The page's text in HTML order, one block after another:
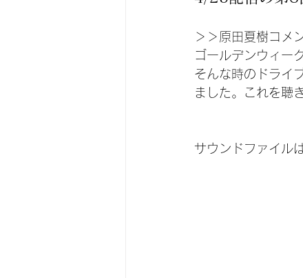
＞＞原田夏樹コメ
ゴールデンウィー
そんな時のドライ
ました。これを聴
サウンドファイル